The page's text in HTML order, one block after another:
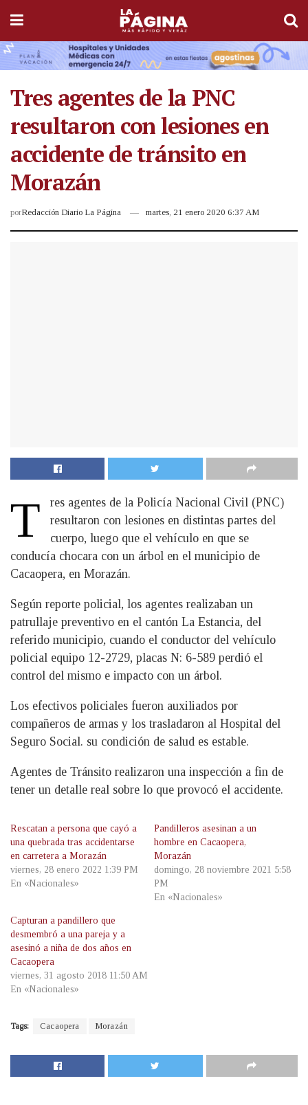
Tres agentes de la PNC
resultaron con lesiones en
accidente de tránsito en
Morazán
porRedacción Diario La Página martes, 21 enero 2020 6:37 AM
T
res agentes de la Policía Nacional Civil (PNC)
resultaron con lesiones en distintas partes del
cuerpo, luego que el vehículo en que se
conducía chocara con un árbol en el municipio de
Cacaopera, en Morazán.
Según reporte policial, los agentes realizaban un
patrullaje preventivo en el cantón La Estancia, del
referido municipio, cuando el conductor del vehículo
policial equipo 12-2729, placas N: 6-589 perdió el
control del mismo e impacto con un árbol.
Los efectivos policiales fueron auxiliados por
compañeros de armas y los trasladaron al Hospital del
Seguro Social. su condición de salud es estable.
Agentes de Tránsito realizaron una inspección a fin de
tener un detalle real sobre lo que provocó el accidente.
Rescatan a persona que cayó a
una quebrada tras accidentarse
en carretera a Morazán
viernes, 28 enero 2022 1:39 PM
En «Nacionales»
Pandilleros asesinan a un
hombre en Cacaopera,
Morazán
domingo, 28 noviembre 2021 5:58
PM
En «Nacionales»
Capturan a pandillero que
desmembró a una pareja y a
asesinó a niña de dos años en
Cacaopera
viernes, 31 agosto 2018 11:50 AM
En «Nacionales»
Tags: Cacaopera Morazán